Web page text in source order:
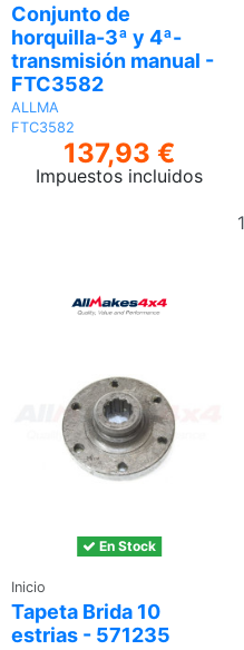
Añadir
Conjunto de
horquilla-3ª y 4ª-
transmisión manual -
FTC3582
ALLMA
FTC3582
137,93 €
Impuestos incluidos
En Stock
Inicio
Tapeta Brida 10
estrias - 571235